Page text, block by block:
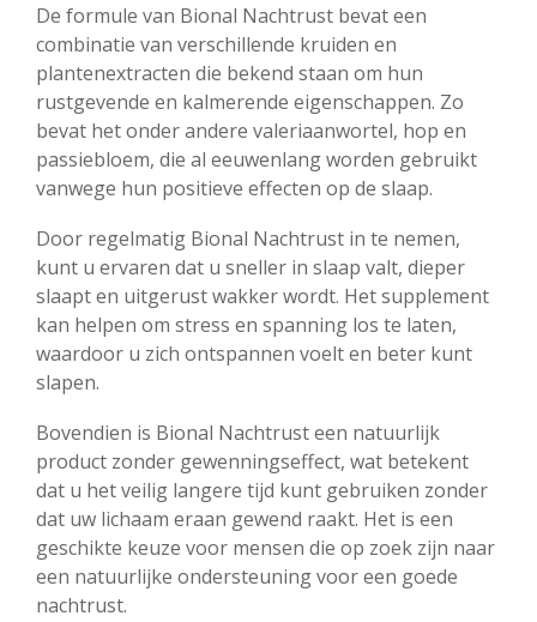
De formule van Bional Nachtrust bevat een
combinatie van verschillende kruiden en
plantenextracten die bekend staan om hun
rustgevende en kalmerende eigenschappen. Zo
bevat het onder andere valeriaanwortel, hop en
passiebloem, die al eeuwenlang worden gebruikt
vanwege hun positieve effecten op de slaap.
Door regelmatig Bional Nachtrust in te nemen,
kunt u ervaren dat u sneller in slaap valt, dieper
slaapt en uitgerust wakker wordt. Het supplement
kan helpen om stress en spanning los te laten,
waardoor u zich ontspannen voelt en beter kunt
slapen.
Bovendien is Bional Nachtrust een natuurlijk
product zonder gewenningseffect, wat betekent
dat u het veilig langere tijd kunt gebruiken zonder
dat uw lichaam eraan gewend raakt. Het is een
geschikte keuze voor mensen die op zoek zijn naar
een natuurlijke ondersteuning voor een goede
nachtrust.